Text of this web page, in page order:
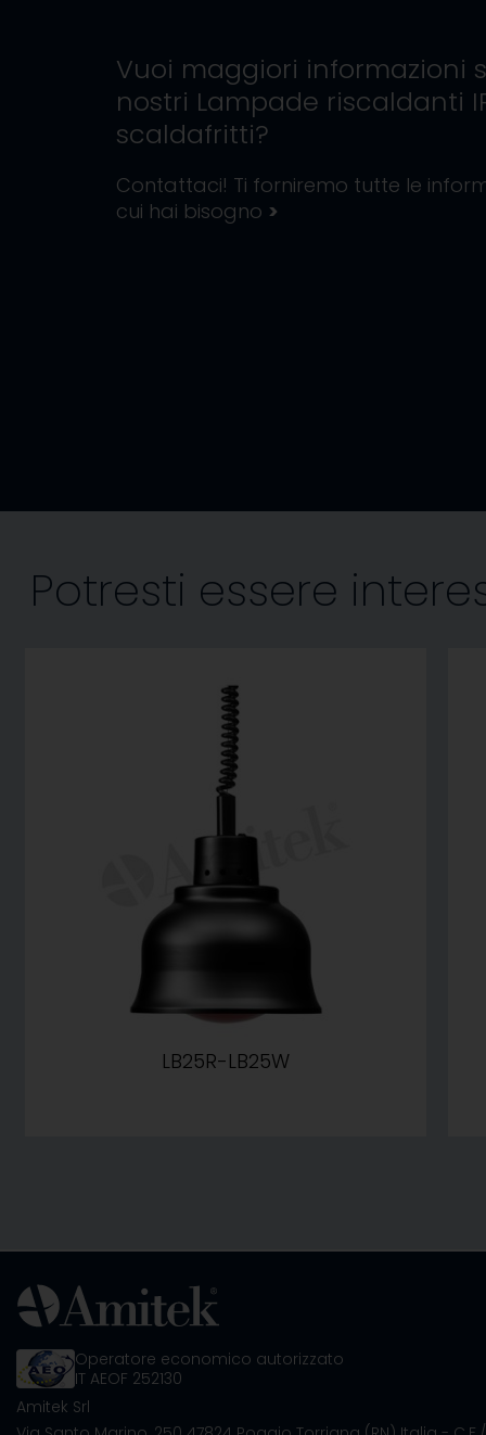
Vuoi maggiori informazioni
nostri Lampade riscaldanti
scaldafritti?
Contattaci! Ti forniremo tutte le
cui hai bisogno >
Potresti essere
LB25R-LB25W
Operatore economico autorizzato
IT AEOF 252130
Amitek Srl